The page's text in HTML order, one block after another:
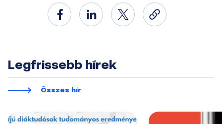
Legfrissebb hírek
Összes hír